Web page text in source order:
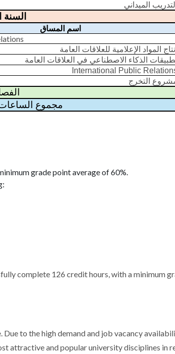
التدريب الميداني
السنة
اسم المساق
إنتاج المواد الإعلامية للعلاقات العامة
الذكاء الاصطناعي في العلاقات العامة
International Public
التخرج
مجموع
grade point average of 60%.
complete 126 credit hours, with a minimum
to the high demand and job vacancy
attractive and popular university disciplines in